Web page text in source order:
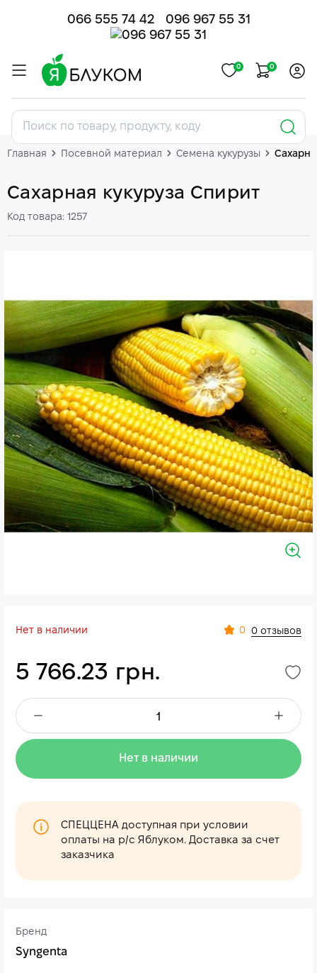
066 555 74 42 096 967 55 31
0 0
Главная Посевной материал Семена кукурузы
Сахарная кукуруза Спирит
Код товара: 1257
Бренд
Syngenta
Нет в наличии 0 0 отзывов
5 766.23 грн.
Нет в наличии
СПЕЦЦЕНА доступная при условии
оплаты на р/с Яблуком. Доставка за счет
заказчика